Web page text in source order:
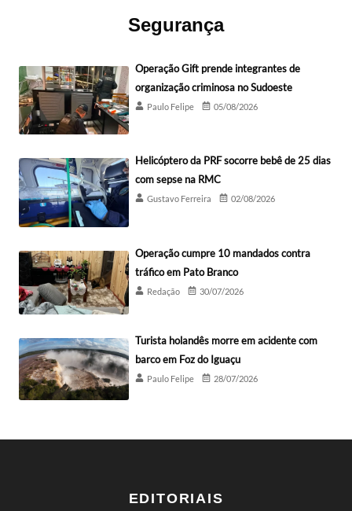
Segurança
Operação Gift prende integrantes de
organização criminosa no Sudoeste
Paulo Felipe 05/08/2026
Helicóptero da PRF socorre bebê de 25 dias
com sepse na RMC
Gustavo Ferreira 02/08/2026
Operação cumpre 10 mandados contra
tráfico em Pato Branco
Redação 30/07/2026
Turista holandês morre em acidente com
barco em Foz do Iguaçu
Paulo Felipe 28/07/2026
EDITORIAIS